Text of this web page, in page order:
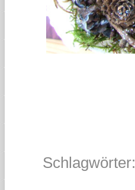
Schlagwörter: